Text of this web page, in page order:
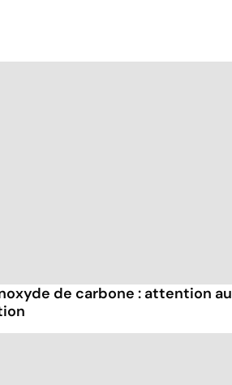
de carbone : attention au